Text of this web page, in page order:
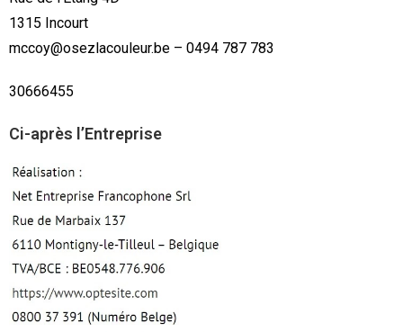
1315 Incourt
mccoy@osezlacouleur.be – 0494 787 783
30666455
Ci-après l’Entreprise